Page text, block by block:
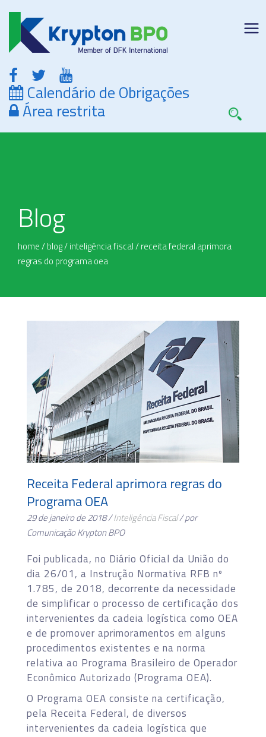
Calendário de Obrigações
Área restrita
Blog
home/blog/inteligência fiscal/receita federal aprimora
regras do programa oea
Receita Federal aprimora regras do
Programa OEA
29 de janeiro de 2018 /Inteligência Fiscal/ por
Comunicação Krypton BPO
Foi publicada, no Diário Oficial da União do
dia 26/01, a Instrução Normativa RFB nº
1.785, de 2018, decorrente da necessidade
de simplificar o processo de certificação dos
intervenientes da cadeia logística como OEA
e de promover aprimoramentos em alguns
procedimentos existentes e na norma
relativa ao Programa Brasileiro de Operador
Econômico Autorizado (Programa OEA).
O Programa OEA consiste na certificação,
pela Receita Federal, de diversos
intervenientes da cadeia logística que